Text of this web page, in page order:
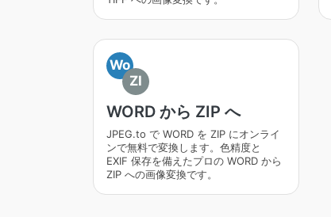
Wo
ZI
WORD から ZIP へ
JPEG.to で WORD を ZIP にオンライ
ンで無料で変換します。色精度と
EXIF 保存を備えたプロの WORD から
ZIP への画像変換です。